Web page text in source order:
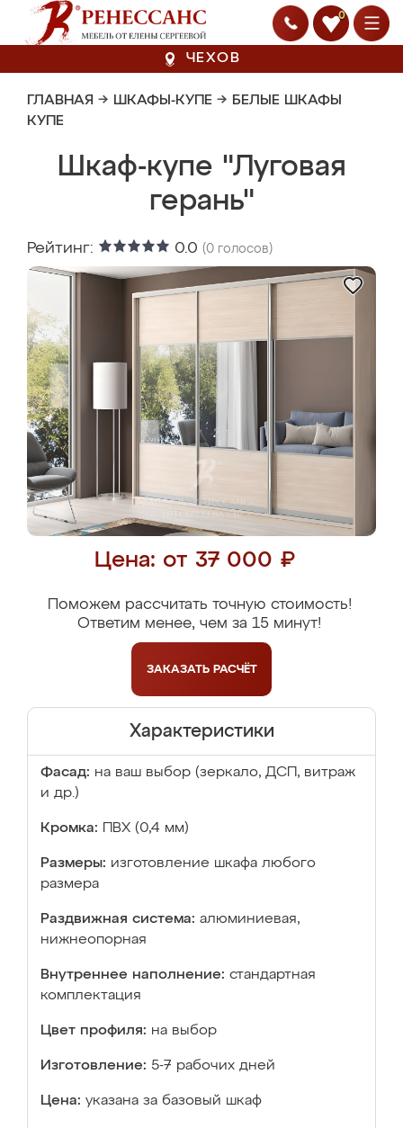
0
ЧЕХОВ
ГЛАВНАЯ → ШКАФЫ-КУПЕ → БЕЛЫЕ ШКАФЫ
КУПЕ
Шкаф-купе "Луговая
герань"
Рейтинг: 0.0 (0 голосов)
Цена: от 37 000 ₽
Поможем рассчитать точную стоимость!
Ответим менее, чем за 15 минут!
ЗАКАЗАТЬ РАСЧЁТ
Характеристики
Фасад: на ваш выбор (зеркало, ДСП, витраж
и др.)
Кромка: ПВХ (0,4 мм)
Размеры: изготовление шкафа любого
размера
Раздвижная система: алюминиевая,
нижнеопорная
Внутреннее наполнение: стандартная
комплектация
Цвет профиля: на выбор
Изготовление: 5-7 рабочих дней
Цена: указана за базовый шкаф